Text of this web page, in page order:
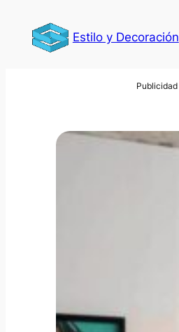
contenido
Estilo y Decoración